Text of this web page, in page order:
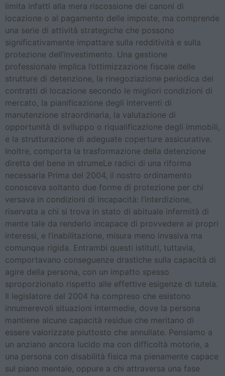
limita infatti alla mera riscossione dei canoni di
locazione o al pagamento delle imposte, ma comprende
una serie di attività strategiche che possono
significativamente impattare sulla redditività e sulla
protezione dell’investimento. Una gestione
professionale implica l’ottimizzazione fiscale delle
strutture di detenzione, la rinegoziazione periodica dei
contratti di locazione secondo le migliori condizioni di
mercato, la pianificazione degli interventi di
manutenzione straordinaria, la valutazione di
opportunità di sviluppo o riqualificazione degli immobili,
e la strutturazione di adeguate coperture assicurative.
Inoltre, comporta la trasformazione della detenzione
diretta del bene in strumeLe radici di una riforma
necessaria Prima del 2004, il nostro ordinamento
conosceva soltanto due forme di protezione per chi
versava in condizioni di incapacità: l’interdizione,
riservata a chi si trova in stato di abituale infermità di
mente tale da renderlo incapace di provvedere ai propri
interessi, e l’inabilitazione, misura meno invasiva ma
comunque rigida. Entrambi questi istituti, tuttavia,
comportavano conseguenze drastiche sulla capacità di
agire della persona, con un impatto spesso
sproporzionato rispetto alle effettive esigenze di tutela.
Il legislatore del 2004 ha compreso che esistono
innumerevoli situazioni intermedie, dove la persona
mantiene alcune capacità residue che meritano di
essere valorizzate piuttosto che annullate. Pensiamo a
un anziano ancora lucido ma con difficoltà motorie, a
una persona con disabilità fisica ma pienamente capace
sul piano mentale, oppure a chi attraversa una fase